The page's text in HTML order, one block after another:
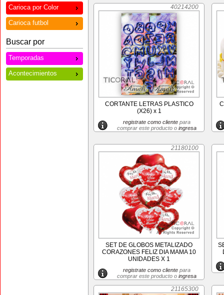
Carioca por Color
Carioca futbol
Buscar por
Temporadas
Acontecimientos
40214200
CORTANTE LETRAS PLASTICO
(X26) x 1
registrate como clientepara
comprar este producto o ingresa
21180100
SET DE GLOBOS METALIZADO
CORAZONES FELIZ DIA MAMA 10
UNIDADES X 1
registrate como clientepara
comprar este producto o ingresa
21165300